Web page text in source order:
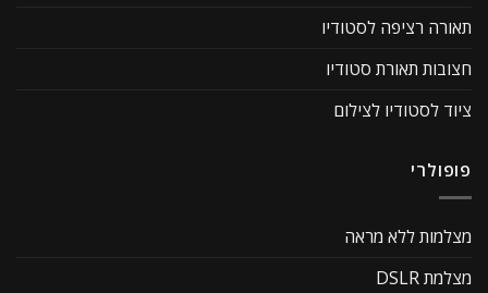
תאורה רציפה לסטודיו
חצובות תאורת סטודיו
ציוד לסטודיו לצילום
פופולרי
מצלמות ללא מראה
מצלמת DSLR